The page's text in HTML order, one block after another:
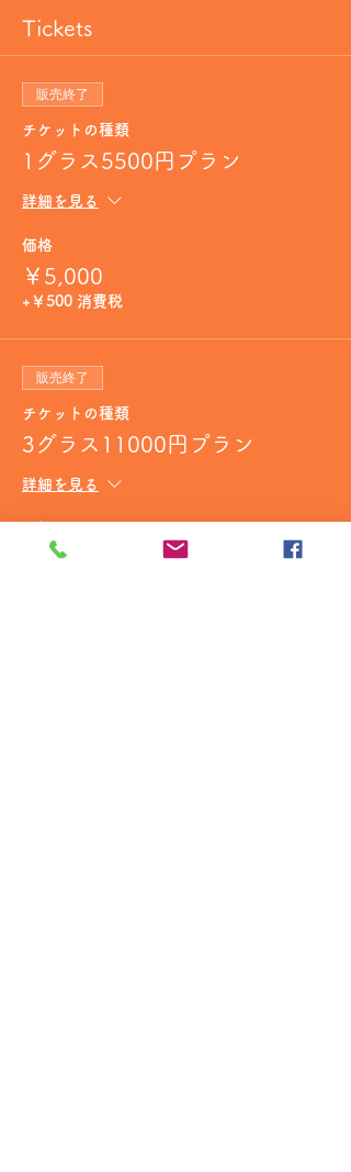
Tickets
販売終了
チケットの種類
1グラス5500円プラン
詳細を見る
価格
￥5,000
+￥500 消費税
販売終了
チケットの種類
3グラス11000円プラン
詳細を見る
￥10,000